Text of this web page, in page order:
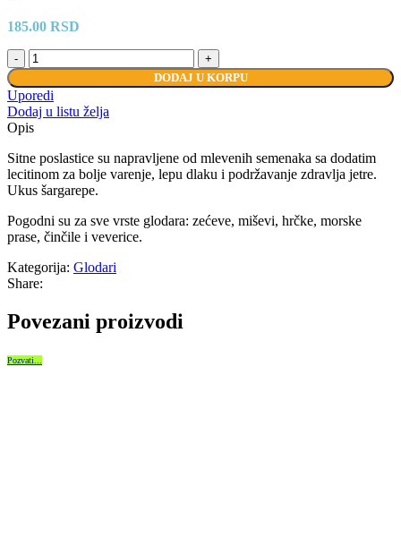
185.00 RSD
DODAJ U KORPU
Uporedi
Dodaj u listu želja
Opis
Sitne poslastice su napravljene od mlevenih semenaka sa dodatim
lecitinom za bolje varenje, lepu dlaku i podržavanje zdravlja jetre.
Ukus šargarepe.
Pogodni su za sve vrste glodara: zećeve, miševi, hrčke, morske
prase, činčile i veverice.
Kategorija: Glodari
Share:
Povezani proizvodi
Pozvati...